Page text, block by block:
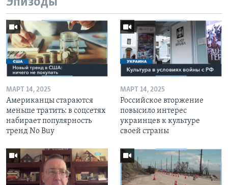
МАРТ 14, 2025
Американцы стараются
меньше тратить: в соцсетях
набирает популярность
тренд No Buy
МАРТ 14, 2025
Российское вторжение
повысило интерес
украинцев к культуре
своей страны